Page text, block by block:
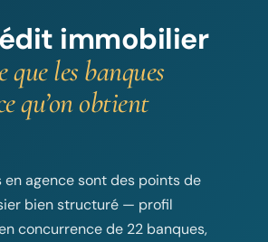
immobilier
que les banques
qu’on obtient
en agence sont des points de
bien structuré — profil
concurrence de 22 banques,